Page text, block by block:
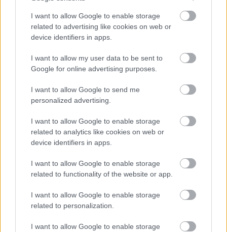
I want to allow Google to enable storage
related to advertising like cookies on web or
device identifiers in apps.
I want to allow my user data to be sent to
Google for online advertising purposes.
I want to allow Google to send me
personalized advertising.
I want to allow Google to enable storage
related to analytics like cookies on web or
device identifiers in apps.
I want to allow Google to enable storage
related to functionality of the website or app.
I want to allow Google to enable storage
related to personalization.
I want to allow Google to enable storage
sofőrjeit megtanítani a vezetést és manőverezést segítő,
később azt részben vagy egészben átvevő legkorszerűbb
eszközök használatára, hogy eközben – legalábbis még jó
ideig – maximálisan megmaradjon az önálló vezetés
képessége is. Ez pedig nem lesz elképzelhető a
legkorszerűbb oktatási módszerek és eszközök (e-
learning és szimulátorok) és a legmodernebb
oktatójárművek, mint például a konferencián
bemutatott első hazai, tisztán elektromos oktatóautó
bevonása nélkül” - összegezte a tapasztalatokat dr. Szőcs
Károly.
Országos hírek autóipar járművezető képzés
KRESZ tanfolyam
autóvezetés